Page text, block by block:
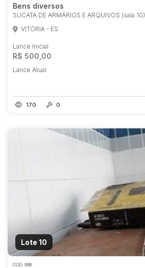
Bens diversos
SUCATA DE ARMÁRIOS E ARQUIVOS (sala 10)
VITÓRIA - ES
Lance Inicial
R$ 500,00
Lance Atual
170 0
Lote 10
COD. 998